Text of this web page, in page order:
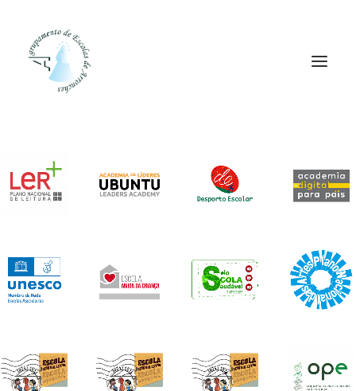
Agrupamento
Alunos
Projetos
Plataformas